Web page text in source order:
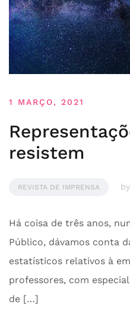
1 MARÇO, 2021
resistem
REVISTA DE IMPRENSA by
Há coisa de três anos,
Público, dávamos conta
estatísticos relativos à
professores, com
de […]